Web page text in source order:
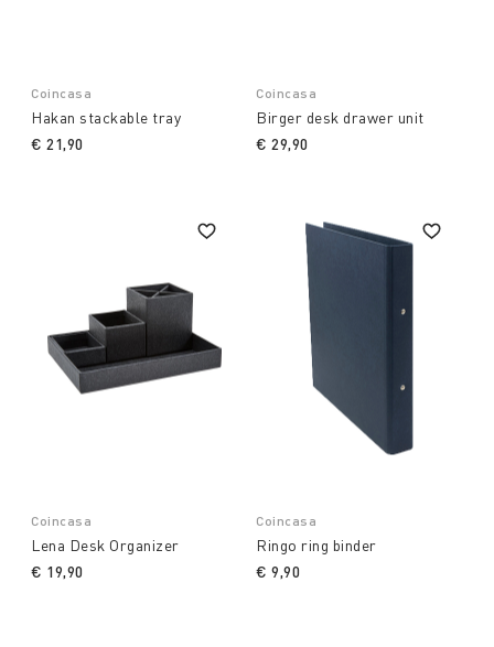
Coincasa
Hakan stackable tray
€ 21,90
Coincasa
Birger desk drawer unit
€ 29,90
Coincasa
Lena Desk Organizer
€ 19,90
Coincasa
Ringo ring binder
€ 9,90